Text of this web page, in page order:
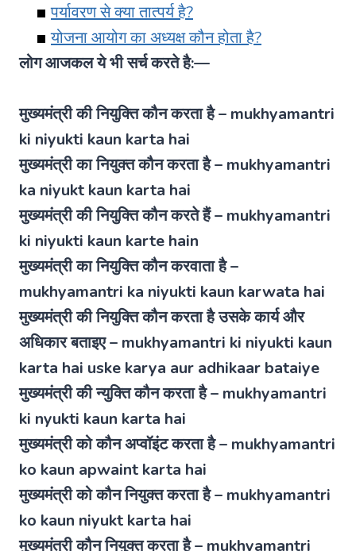
पर्यावरण से क्या तात्पर्य है?
योजना आयोग का अध्यक्ष कौन होता है?
लोग आजकल ये भी सर्च करते है:—
मुख्यमंत्री की नियुक्ति कौन करता है – mukhyamantri
ki niyukti kaun karta hai
मुख्यमंत्री का नियुक्त कौन करता है – mukhyamantri
ka niyukt kaun karta hai
मुख्यमंत्री की नियुक्ति कौन करते हैं – mukhyamantri
ki niyukti kaun karte hain
मुख्यमंत्री का नियुक्ति कौन करवाता है –
mukhyamantri ka niyukti kaun karwata hai
मुख्यमंत्री की नियुक्ति कौन करता है उसके कार्य और
अधिकार बताइए – mukhyamantri ki niyukti kaun
karta hai uske karya aur adhikaar bataiye
मुख्यमंत्री की न्युक्ति कौन करता है – mukhyamantri
ki nyukti kaun karta hai
मुख्यमंत्री को कौन अप्वॉइंट करता है – mukhyamantri
ko kaun apwaint karta hai
मुख्यमंत्री को कौन नियुक्त करता है – mukhyamantri
ko kaun niyukt karta hai
मुख्यमंत्री कौन नियुक्त करता है – mukhyamantri